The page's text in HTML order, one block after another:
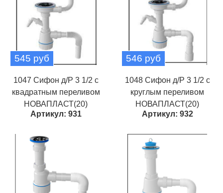
545 руб
1047 Сифон д/Р 3 1/2 с
квадратным переливом
НОВАПЛАСТ(20)
Артикул: 931
546 руб
1048 Сифон д/Р 3 1/2 с
круглым переливом
НОВАПЛАСТ(20)
Артикул: 932